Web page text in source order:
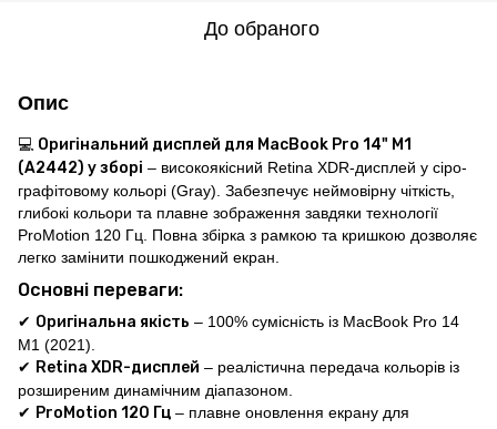
До обраного
Опис
💻 Оригінальний дисплей для MacBook Pro 14" M1
(A2442) у зборі – високоякісний Retina XDR-дисплей у сіро-
графітовому кольорі (Gray). Забезпечує неймовірну чіткість,
глибокі кольори та плавне зображення завдяки технології
ProMotion 120 Гц. Повна збірка з рамкою та кришкою дозволяє
легко замінити пошкоджений екран.
Основні переваги:
✔ Оригінальна якість – 100% сумісність із MacBook Pro 14
M1 (2021).
✔ Retina XDR-дисплей – реалістична передача кольорів із
розширеним динамічним діапазоном.
✔ ProMotion 120 Гц – плавне оновлення екрану для